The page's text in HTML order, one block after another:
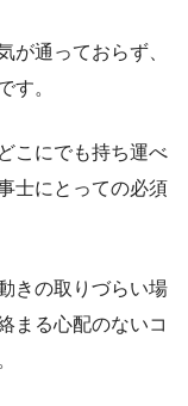
が通っておらず、
す。
こにでも持ち運べ
士にとっての必須
きの取りづらい場
まる心配のないコ